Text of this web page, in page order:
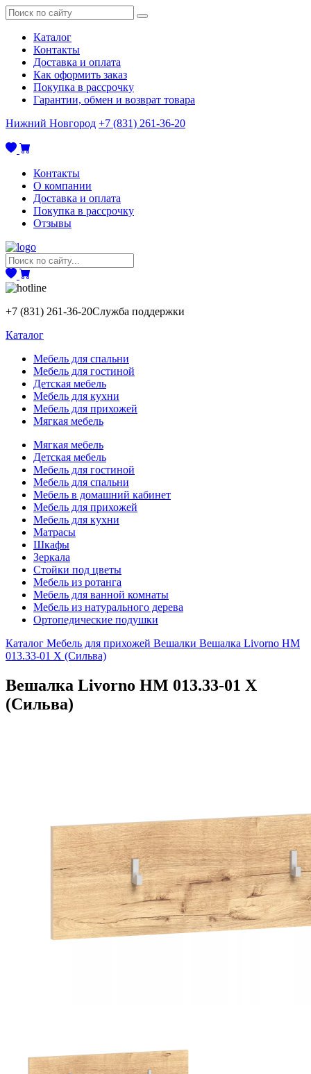
Каталог
Контакты
Доставка и оплата
Как оформить заказ
Покупка в рассрочку
Гарантии, обмен и возврат товара
Нижний Новгород +7 (831) 261-36-20
Контакты
О компании
Доставка и оплата
Покупка в рассрочку
Отзывы
+7 (831) 261-36-20Служба поддержки
Каталог
Мебель для спальни
Мебель для гостиной
Детская мебель
Мебель для кухни
Мебель для прихожей
Мягкая мебель
Мягкая мебель
Детская мебель
Мебель для гостиной
Мебель для спальни
Мебель в домашний кабинет
Мебель для прихожей
Мебель для кухни
Матрасы
Шкафы
Зеркала
Стойки под цветы
Мебель из ротанга
Мебель для ванной комнаты
Мебель из натурального дерева
Ортопедические подушки
Каталог Мебель для прихожей Вешалки Вешалка Livorno НМ
013.33-01 Х (Сильва)
Вешалка Livorno НМ 013.33-01 Х
(Сильва)